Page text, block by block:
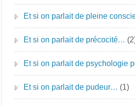
Et si on parlait de pleine
Et si on parlait de précocité…
Et si on parlait de psychologie
Et si on parlait de pudeur… (1)